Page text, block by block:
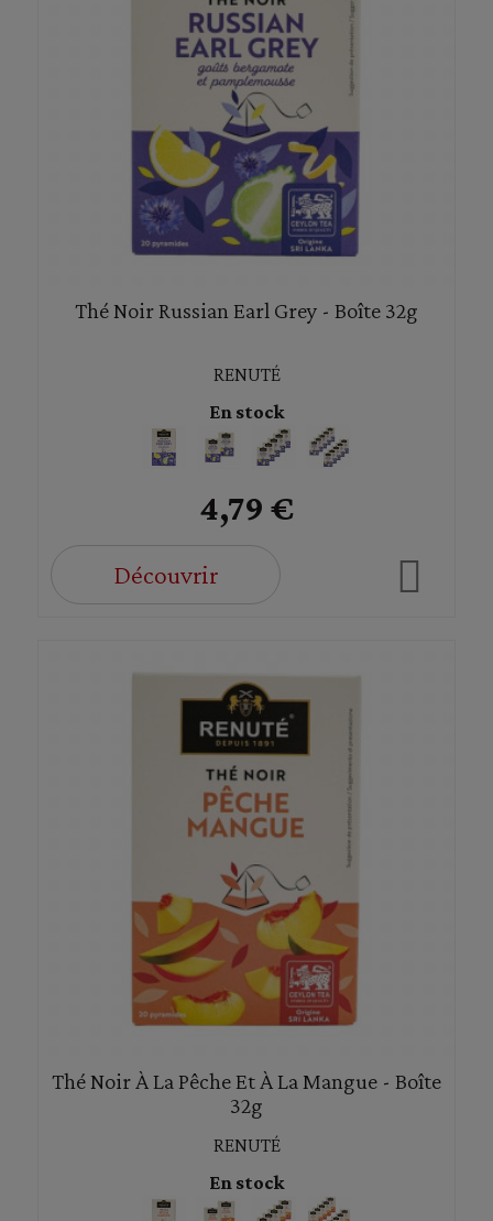
Thé Noir Russian Earl Grey - Boîte 32g
RENUTÉ
En stock
4,79 €
Découvrir
Thé Noir À La Pêche Et À La Mangue - Boîte
32g
RENUTÉ
En stock